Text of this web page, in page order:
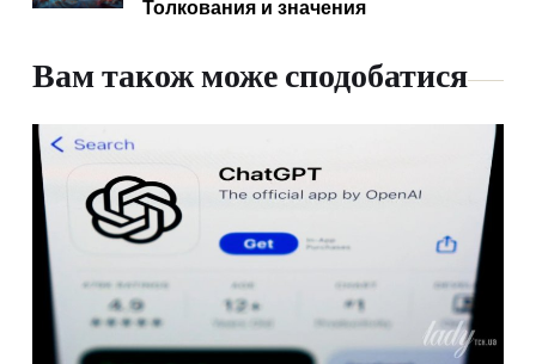
Толкования и значения
Вам також може сподобатися